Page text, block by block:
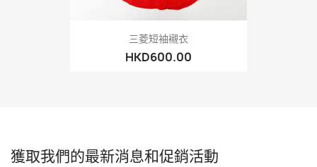
三菱短袖襯衣
HKD600.00
獲取我們的最新消息和促銷活動